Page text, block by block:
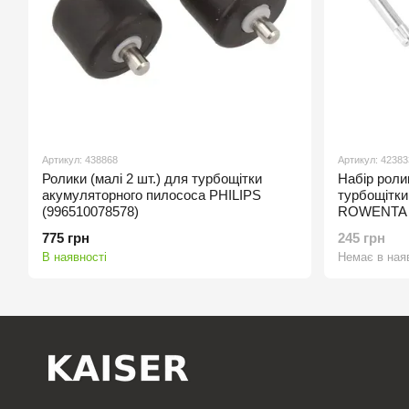
Артикул: 438868
Ролики (малі 2 шт.) для турбощітки
акумуляторного пилососа PHILIPS
(996510078578)
775 грн
В наявності
Артикул:
Набір
245 грн
Немає в